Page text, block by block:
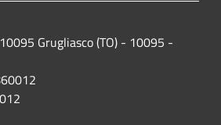
Grugliasco (TO) - 10095 -